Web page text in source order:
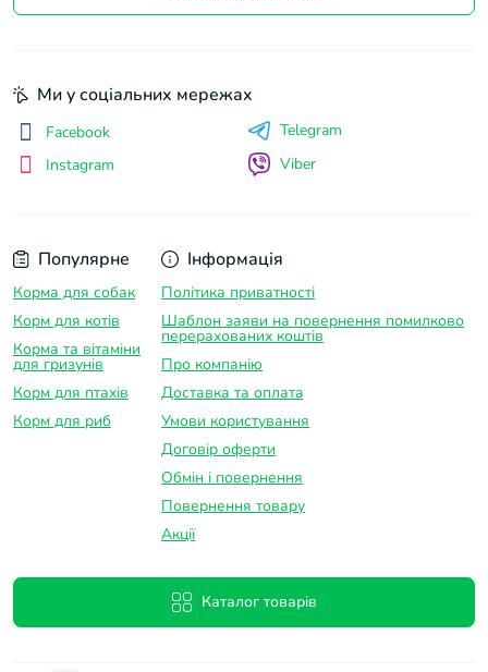
Популярне
Корма для собак
Корм для котів
Корма та вітаміни
для гризунів
Корм для птахів
Корм для риб
Інформація
Політика приватності
Шаблон заяви на повернення помилково
перерахованих коштів
Про компанію
Доставка та оплатa
Умови користування
Договір оферти
Обмін і повернення
Повернення товару
Акції
Каталог товарів
Ми у соціальних мережах
Facebook
Instagram
Telegram
Viber